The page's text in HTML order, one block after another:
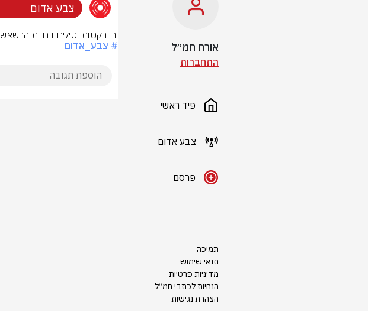
אורח חמ״ל
התחברות
פיד ראשי
צבע אדום
פרסם
תמיכה
תנאי שימוש
מדיניות פרטיות
הנחיות לכתבי חמ״ל
הצהרת נגישות
צבע אדום
ירי רקטות וטילים בחוות הרשאש
# צבע_אדום